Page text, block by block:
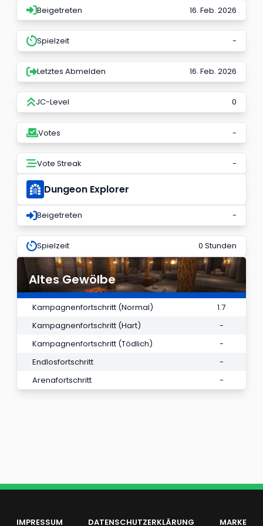
Beigetreten 16. Feb. 2026
Spielzeit -
Letztes Abmelden 16. Feb. 2026
JC-Level 0
Votes -
Vote Streak -
Dungeon Explorer
Beigetreten -
Spielzeit 0 Stunden
Altes Gewölbe
Kampagnenfortschritt (Normal)
1.7
Kampagnenfortschritt (Hart)
-
Kampagnenfortschritt (Tödlich)
-
Endlosfortschritt
-
Arenafortschritt
-
IMPRESSUM DATENSCHUTZERKLÄRUNG MARKE